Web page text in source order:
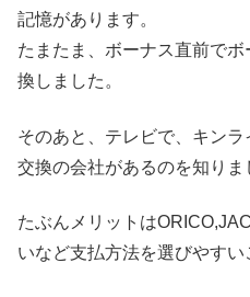
記憶があります。
たまたま、ボーナス直前で
換しました。
そのあと、テレビで、キン
交換の会社があるのを知りま
たぶんメリットは
いなど支払方法を選びやすい